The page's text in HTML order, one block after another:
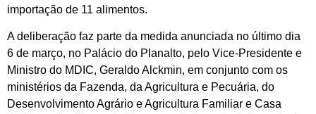
importação de 11 alimentos.
A deliberação faz parte da medida anunciada no último dia
6 de março, no Palácio do Planalto, pelo Vice-Presidente e
Ministro do MDIC, Geraldo Alckmin, em conjunto com os
ministérios da Fazenda, da Agricultura e Pecuária, do
Desenvolvimento Agrário e Agricultura Familiar e Casa